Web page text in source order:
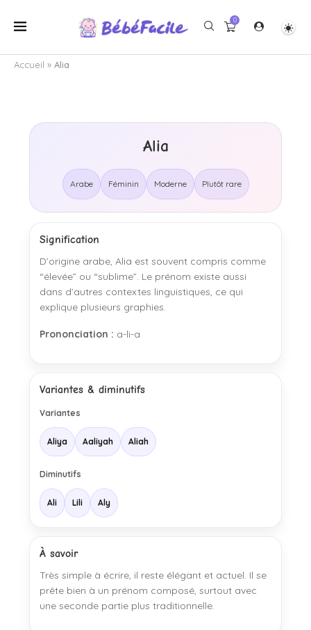
0
Accueil » Alia
Alia
Arabe Féminin Moderne Plutôt rare
Signification
D’origine arabe, Alia est souvent compris comme
“élevée” ou “sublime”. Le prénom existe aussi
dans d’autres contextes linguistiques, ce qui
explique plusieurs graphies.
Prononciation : a-li-a
Variantes & diminutifs
Variantes
Aliya Aaliyah Aliah
Diminutifs
Ali Lili Aly
À savoir
Très simple à écrire, il reste élégant et actuel. Il se
prête bien à un prénom composé, surtout avec
une seconde partie plus traditionnelle.